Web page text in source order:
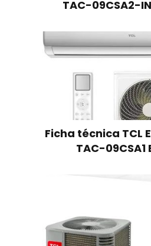
TAC-09CSA2-
Ficha técnica TCL
TAC-09CSA1